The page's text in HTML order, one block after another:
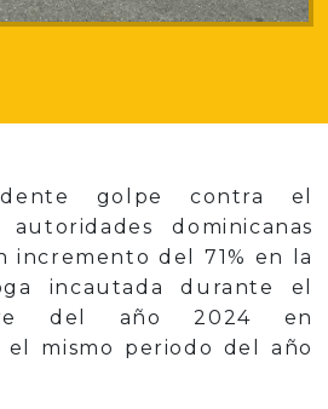
golpe contra el
dominicanas
incremento del 71% en la
incautada durante el
del año 2024 en
el mismo periodo del año